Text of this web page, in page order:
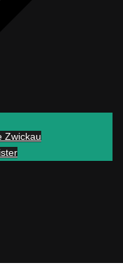
Zwickau